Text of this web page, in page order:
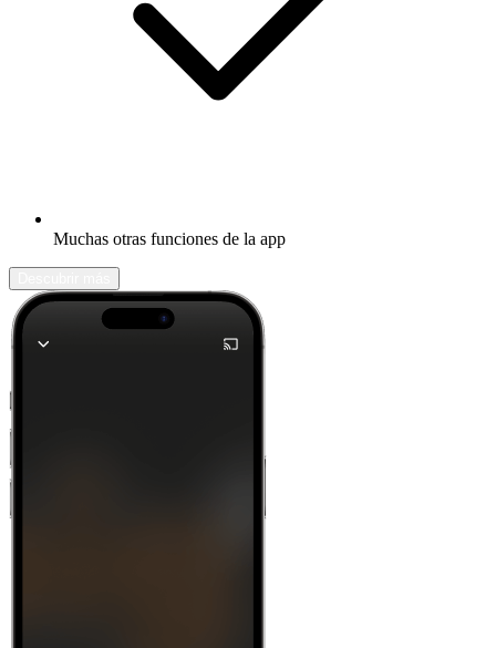
Muchas otras funciones de la app